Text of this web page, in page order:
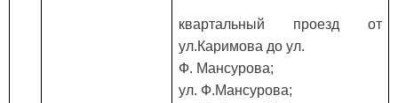
квартальный проезд от
ул.Каримова до ул.
Ф. Мансурова;
ул. Ф.Мансурова;